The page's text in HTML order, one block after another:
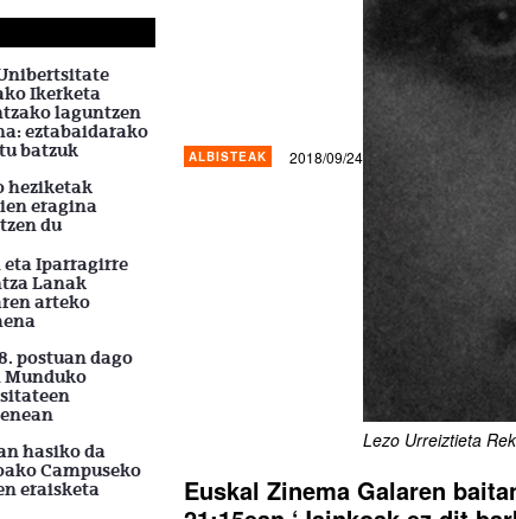
Ikerketa
laguntzen
eztabaidarako
batzuk
heziketak
eragina
du
eta Iparragirre
Lanak
arteko
postuan dago
Munduko
hasiko da
Campuseko
eraisketa
ALBISTEAK 2018/09/24
Lezo Urreiztieta
Euskal Zinema Galaren